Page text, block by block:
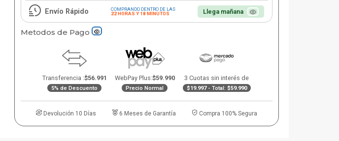
Envío Rápido
COMPRANDO DENTRO DE LAS
22 HORAS Y 18 MINUTOS
Llega mañana
Metodos de Pago
Transferencia :$56.991
5% de Descuento
WebPay Plus:$59.990
Precio Normal
3 Cuotas sin interés de
$19.997- Total: $59.990
Devolución 10 Días 6 Meses de Garantía Compra 100% Segura